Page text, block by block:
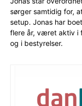
sørger samtidig for,
setup. Jonas har
flere år, været aktiv i
og i bestyrelser.